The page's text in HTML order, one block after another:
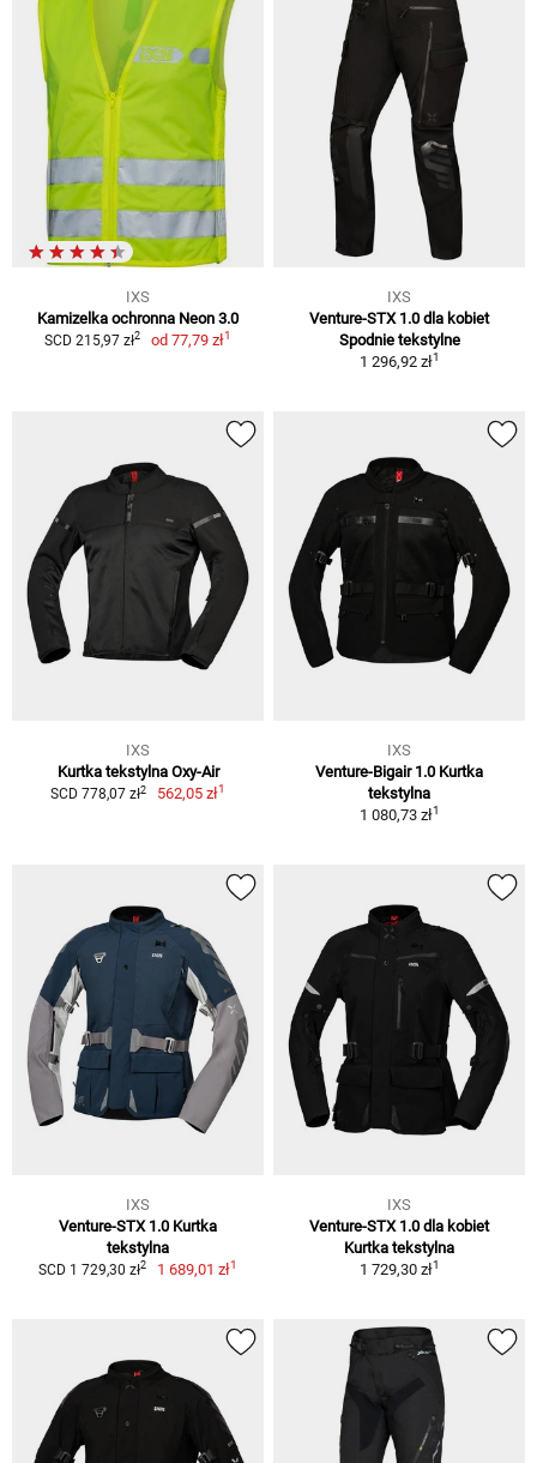
IXS
Kamizelka ochronna Neon 3.0
SCD 215,97 zł2 od77,79 zł1
IXS
Venture-STX 1.0 dla kobiet
Spodnie tekstylne
1 296,92 zł1
IXS
Kurtka tekstylna Oxy-Air
SCD 778,07 zł2 562,05 zł1
IXS
Venture-Bigair 1.0 Kurtka
tekstylna
1 080,73 zł1
IXS
Venture-STX 1.0 Kurtka
tekstylna
SCD 1 729,30 zł2 1 689,01 zł1
IXS
Venture-STX 1.0 dla kobiet
Kurtka tekstylna
1 729,30 zł1